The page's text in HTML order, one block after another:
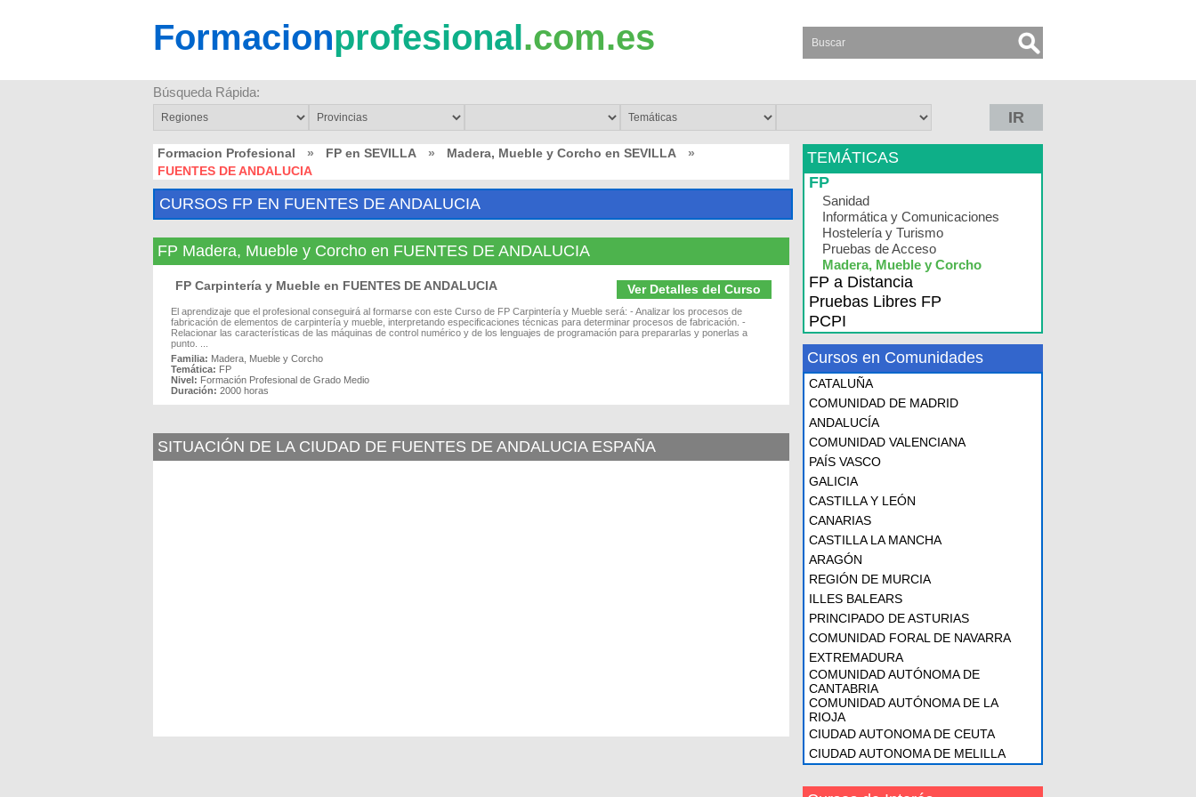
Formacionprofesional.com.es
Búsqueda Rápida:
IR
Formacion Profesional » FP en SEVILLA » Madera, Mueble y Corcho en SEVILLA
»
FUENTES DE ANDALUCIA
CURSOS FP EN FUENTES DE ANDALUCIA
FP Madera, Mueble y Corcho en FUENTES DE ANDALUCIA
Ver Detalles del Curso
FP Carpintería y Mueble en FUENTES DE ANDALUCIA
El aprendizaje que el profesional conseguirá al formarse con este Curso de FP Carpintería y Mueble será: - Analizar los procesos de
fabricación de elementos de carpintería y mueble, interpretando especificaciones técnicas para determinar procesos de fabricación. -
Relacionar las características de las máquinas de control numérico y de los lenguajes de programación para prepararlas y ponerlas a
punto. ...
Familia: Madera, Mueble y Corcho
Temática: FP
Nivel: Formación Profesional de Grado Medio
Duración: 2000 horas
SITUACIÓN DE LA CIUDAD DE FUENTES DE ANDALUCIA ESPAÑA
TEMÁTICAS
FP
Sanidad
Informática y Comunicaciones
Hostelería y Turismo
Pruebas de Acceso
Madera, Mueble y Corcho
FP a Distancia
Pruebas Libres FP
PCPI
Cursos en Comunidades
CATALUÑA
COMUNIDAD DE MADRID
ANDALUCÍA
COMUNIDAD VALENCIANA
PAÍS VASCO
GALICIA
CASTILLA Y LEÓN
CANARIAS
CASTILLA LA MANCHA
ARAGÓN
REGIÓN DE MURCIA
ILLES BALEARS
PRINCIPADO DE ASTURIAS
COMUNIDAD FORAL DE NAVARRA
EXTREMADURA
COMUNIDAD AUTÓNOMA DE
CANTABRIA
COMUNIDAD AUTÓNOMA DE LA
RIOJA
CIUDAD AUTONOMA DE CEUTA
CIUDAD AUTONOMA DE MELILLA